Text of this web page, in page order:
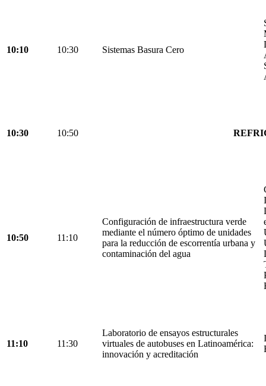
10:10 10:30 Sistemas Basura Cero
10:30 10:50
10:50 11:10
Configuración de infraestructura verde
mediante el número óptimo de unidades
para la reducción de escorrentía urbana y
contaminación del agua
11:10 11:30
Laboratorio de ensayos estructurales
virtuales de autobuses en Latinoamérica:
innovación y acreditación